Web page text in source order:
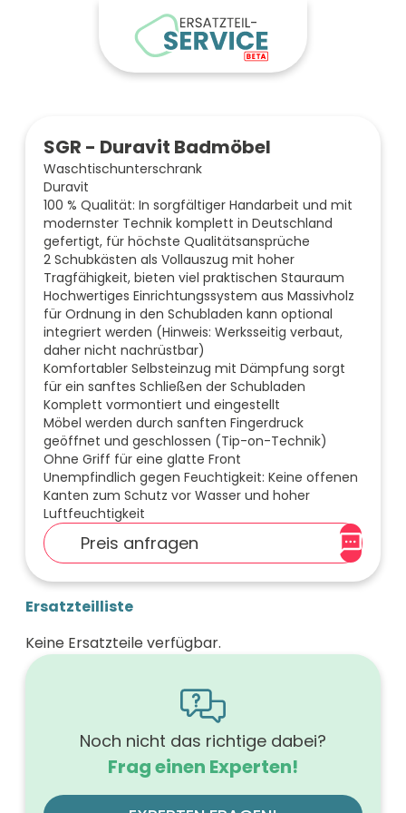
SGR - Duravit Badmöbel
Waschtischunterschrank
Duravit
100 % Qualität: In sorgfältiger Handarbeit und mit
modernster Technik komplett in Deutschland
gefertigt, für höchste Qualitätsansprüche
2 Schubkästen als Vollauszug mit hoher
Tragfähigkeit, bieten viel praktischen Stauraum
Hochwertiges Einrichtungssystem aus Massivholz
für Ordnung in den Schubladen kann optional
integriert werden (Hinweis: Werksseitig verbaut,
daher nicht nachrüstbar)
Komfortabler Selbsteinzug mit Dämpfung sorgt
für ein sanftes Schließen der Schubladen
Komplett vormontiert und eingestellt
Möbel werden durch sanften Fingerdruck
geöffnet und geschlossen (Tip-on-Technik)
Ohne Griff für eine glatte Front
Unempfindlich gegen Feuchtigkeit: Keine offenen
Kanten zum Schutz vor Wasser und hoher
Luftfeuchtigkeit
Preis anfragen
Ersatzteilliste
Keine Ersatzteile verfügbar.
Noch nicht das richtige dabei?
Frag einen Experten!